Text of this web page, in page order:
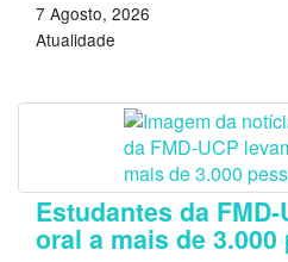
7 Agosto, 2026
Atualidade
Estudantes da
oral a mais de 3.000